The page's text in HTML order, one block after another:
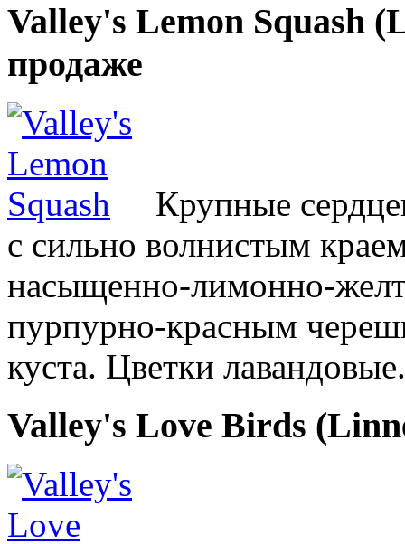
Valley's Lemon Squash
продаже
Крупные
с сильно волнистым
насыщенно-лимонно-
пурпурно-красным
куста. Цветки
Valley's Love Birds